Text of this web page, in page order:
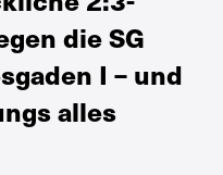
die SG
I – und
alles